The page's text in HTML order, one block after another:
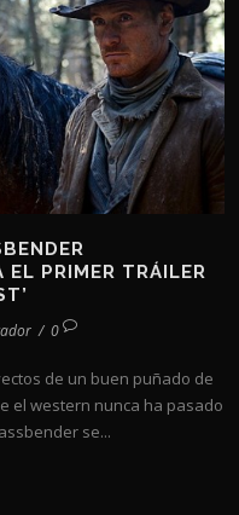
EL PRIMER TRÁILER
/ 0
de un buen puñado de
el western nunca ha pasado
se...